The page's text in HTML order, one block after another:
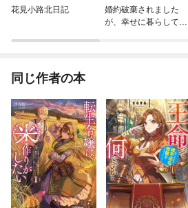
花見小路北日記
婚約破棄されました
が、幸せに暮らしてお
同じ作者の本